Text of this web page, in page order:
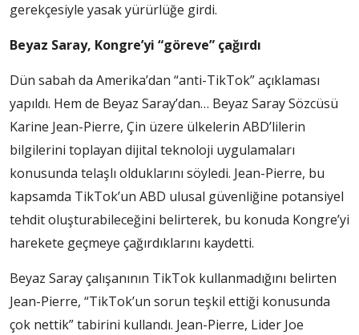
gerekçesiyle yasak yürürlüğe girdi.
Beyaz Saray, Kongre’yi “göreve” çağırdı
Dün sabah da Amerika’dan “anti-TikTok” açıklaması
yapıldı. Hem de Beyaz Saray’dan… Beyaz Saray Sözcüsü
Karine Jean-Pierre, Çin üzere ülkelerin ABD’lilerin
bilgilerini toplayan dijital teknoloji uygulamaları
konusunda telaşlı olduklarını söyledi. Jean-Pierre, bu
kapsamda TikTok’un ABD ulusal güvenliğine potansiyel
tehdit oluşturabileceğini belirterek, bu konuda Kongre’yi
harekete geçmeye çağırdıklarını kaydetti.
Beyaz Saray çalışanının TikTok kullanmadığını belirten
Jean-Pierre, “TikTok’un sorun teşkil ettiği konusunda
çok nettik” tabirini kullandı. Jean-Pierre, Lider Joe